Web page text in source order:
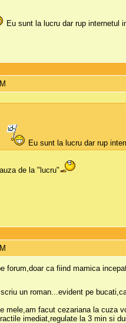
Eu sunt la lucru dar rup internetul
Eu sunt la lucru dar rup
de la "lucru"
forum,doar ca fiind mamica
un roman...evident pe
mele,am facut cezariana la cuza
imediat,regulate la 3 min si